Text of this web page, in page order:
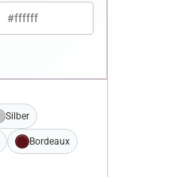
Silber
Bordeaux